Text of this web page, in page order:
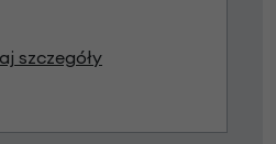
szczegóły